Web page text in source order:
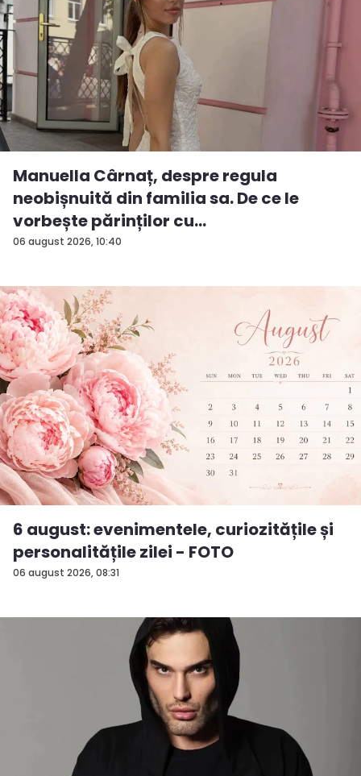
06 august 2026, 10:40
Manuella Cârnaț, despre regula
neobișnuită din familia sa. De ce le
vorbește părinților cu
„dumneavoastră...
06 august 2026, 08:31
6 august: evenimentele, curiozitățile și
personalitățile zilei - FOTO